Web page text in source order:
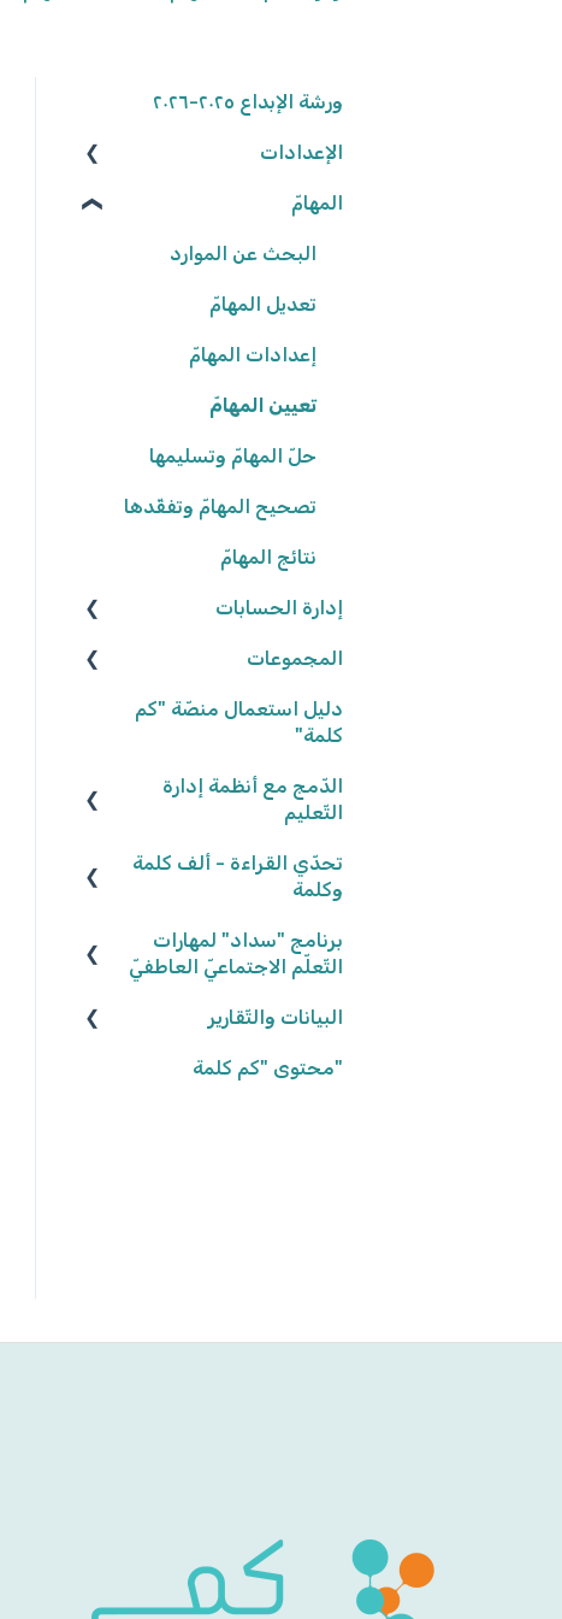
ورشة الإبداع ٢٠٢٥-٢٠٢٦
الإعدادات
الوصول إلى المنصّة
كلمة المرور
البيانات الشّخصيّة
شروط وأحكام
إعدادات المدرسة
المهامّ
البحث عن الموارد
تعديل المهامّ
إعدادات المهامّ
تعيين المهامّ
حلّ المهامّ وتسليمها
تصحيح المهامّ وتفقّدها
نتائج المهامّ
إدارة الحسابات
المعلّمون/ـات
التّلاميذ
المجموعات
إنشاء المجموعات
إحصاءات المجموعات
دليل استعمال منصّة "كم
كلمة"
الدّمج مع أنظمة إدارة
التّعليم
كلاسلينك - ClassLink
تحدّي القراءة - ألف كلمة
وكلمة
نكتب الواقع، نحلّق في
الخيال ٢٠٢٥/٢٠٢٦
كواكب سيّارة ٢٠٢٤/٢٠٢٥
كواكب سيّارة ٢٠٢٣/٢٠٢٤
برنامج "سداد" لمهارات
التّعلّم الاجتماعيّ العاطفيّ
تعريف البرنامج
المشاركة في البرنامج
البيانات والتّقارير
بيانات وتقارير التّلاميذ
"محتوى "كم كلمة